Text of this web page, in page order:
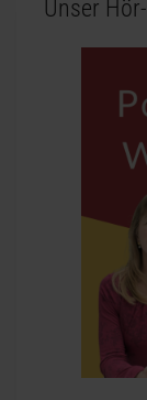
Unser